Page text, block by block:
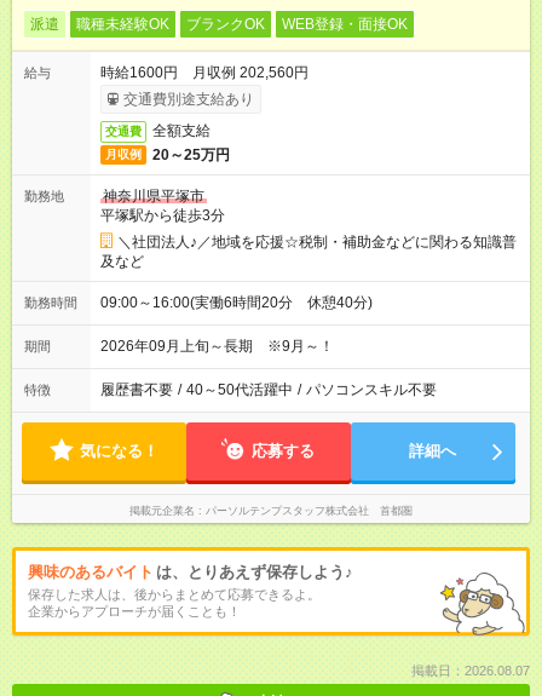
派遣 職種未経験OK ブランクOK WEB登録・面接OK
給与
時給1600円 月収例 202,560円
交通費別途支給あり
交通費 全額支給
月収例 20～25万円
勤務地
神奈川県平塚市
平塚駅から徒歩3分
＼社団法人♪／地域を応援☆税制・補助金などに関わる知識普
及など
勤務時間 09:00～16:00(実働6時間20分 休憩40分)
期間 2026年09月上旬～長期 ※9月～！
特徴 履歴書不要 / 40～50代活躍中 / パソコンスキル不要
気になる！ 応募する 詳細へ
掲載元企業名 パーソルテンプスタッフ株式会社 首都圏
興味のあるバイト は、とりあえず保存しよう♪
保存した求人は、後からまとめて応募できるよ。
企業からアプローチが届くことも！
掲載日：2026.08.07